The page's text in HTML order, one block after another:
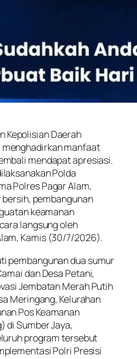
Kepolisian Daerah
manfaat
mendapat apresiasi.
Polda
Polres Pagar Alam,
pembangunan
keamanan
langsung oleh
Kamis (30/7/2026).
pembangunan dua sumur
dan Desa Petani,
Jembatan Merah Putih
Meringang, Kelurahan
Pos Keamanan
di Sumber Jaya,
program tersebut
Polri Presisi